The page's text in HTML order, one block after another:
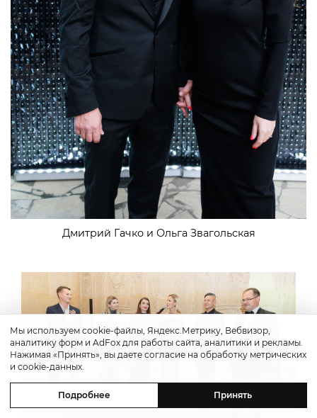
Дмитрий Гачко и Ольга Звагольская
Мы используем cookie-файлы, Яндекс.Метрику, Вебвизор,
аналитику форм и AdFox для работы сайта, аналитики и рекламы.
Нажимая «Принять», вы даете согласие на обработку метрических
и cookie-данных.
Подробнее Принять